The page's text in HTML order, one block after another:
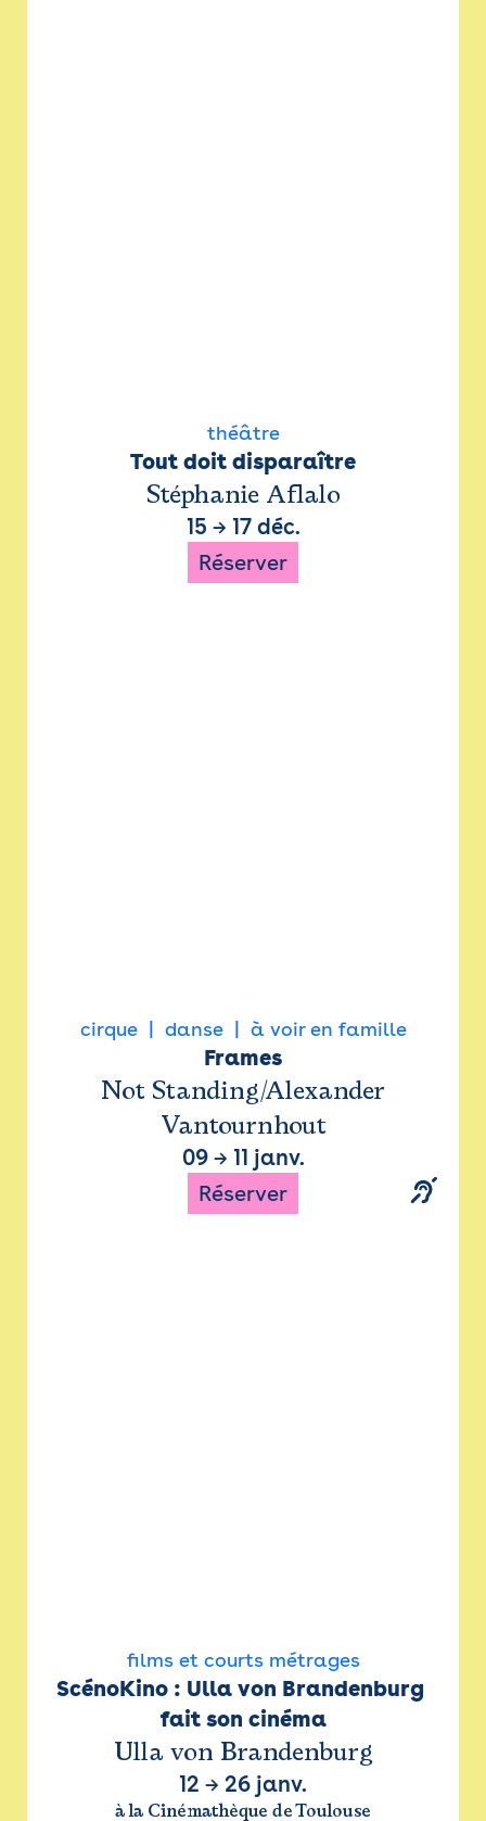
théâtre
Tout doit disparaître
Stéphanie Aflalo
15 → 17 déc.
Réserver
cirque danse à voir en famille
Frames
Not Standing/Alexander
Vantournhout
09→ 11 janv.
Réserver
films et courts métrages
ScénoKino : Ulla von Brandenburg
fait son cinéma
Ulla von Brandenburg
12 → 26 janv.
à la Cinémathèque de Toulouse